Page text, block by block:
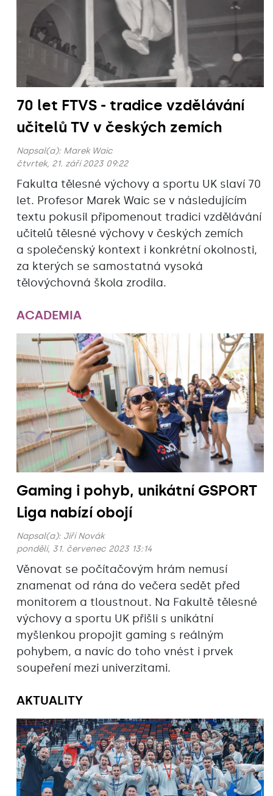
70 let FTVS - tradice vzdělávání
učitelů TV v českých zemích
Napsal(a): Marek Waic
čtvrtek, 21. září 2023 09:22
Fakulta tělesné výchovy a sportu UK slaví 70
let. Profesor Marek Waic se v následujícím
textu pokusil připomenout tradici vzdělávání
učitelů tělesné výchovy v českých zemích
a společenský kontext i konkrétní okolnosti,
za kterých se samostatná vysoká
tělovýchovná škola zrodila.
ACADEMIA
Gaming i pohyb, unikátní GSPORT
Liga nabízí obojí
Napsal(a): Jiří Novák
pondělí, 31. červenec 2023 13:14
Věnovat se počítačovým hrám nemusí
znamenat od rána do večera sedět před
monitorem a tloustnout. Na Fakultě tělesné
výchovy a sportu UK přišli s unikátní
myšlenkou propojit gaming s reálným
pohybem, a navíc do toho vnést i prvek
soupeření mezi univerzitami.
AKTUALITY